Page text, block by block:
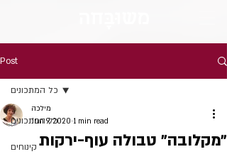
Post
כל המתכונים
קינוחים
כל המתכונים
״מקלובה״ טבולה עוף-ירקות
מילכה
Jun 9, 2020 1 min read